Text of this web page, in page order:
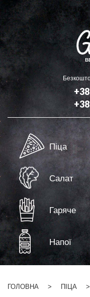
Піца
Салат
Гаряче
Напої
ГОЛОВНА ПІЦА